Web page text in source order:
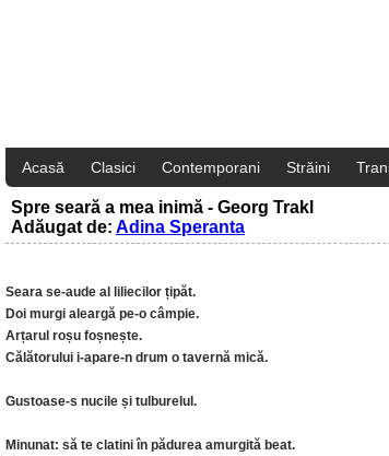
Acasă Clasici Contemporani Străini
Spre seară a mea inimă - Georg Trakl
Adăugat de: Adina Speranta
Seara se-aude al liliecilor țipăt.
Doi murgi aleargă pe-o câmpie.
Arțarul roșu foșnește.
Călătorului i-apare-n drum o tavernă mică.
Gustoase-s nucile și tulburelul.
Minunat: să te clatini în pădurea amurgită beat.